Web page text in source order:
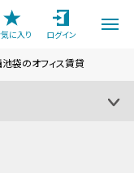
に入り
ログイン
袋のオフィス賃貸